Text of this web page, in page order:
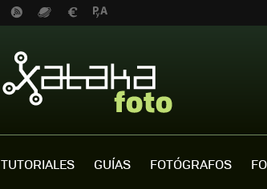
TUTORIALES GUÍAS FOTÓGRAFOS